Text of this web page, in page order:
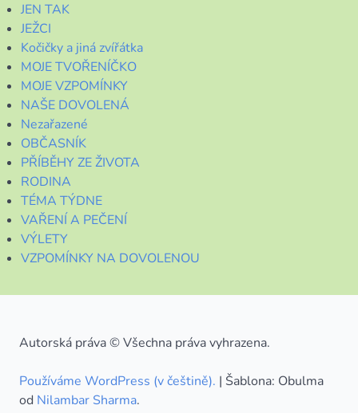
JEN TAK
JEŽCI
Kočičky a jiná zvířátka
MOJE TVOŘENÍČKO
MOJE VZPOMÍNKY
NAŠE DOVOLENÁ
Nezařazené
OBČASNÍK
PŘÍBĚHY ZE ŽIVOTA
RODINA
TÉMA TÝDNE
VAŘENÍ A PEČENÍ
VÝLETY
VZPOMÍNKY NA DOVOLENOU
Autorská práva © Všechna práva vyhrazena.
Používáme WordPress (v češtině). | Šablona: Obulma
od Nilambar Sharma.